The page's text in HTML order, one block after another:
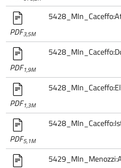
PDF3,5M
PDF1,9M
PDF1,3M
PDF5,1M